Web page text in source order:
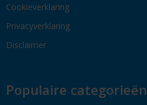
Cookieverklaring
Privacyverklaring
Disclaimer
Populaire categorieën